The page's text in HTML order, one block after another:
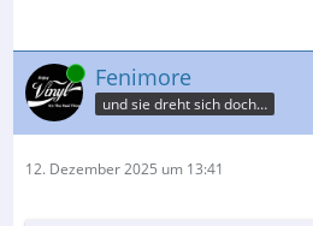
Musikmagazin Billboard als
Musikmagazin Sounds kürten die
der vielversprechendsten neuen
markierte jedoch einen
vorherigen oder nachfolgenden
Online Fenimore
und sie dreht sich doch…
12. Dezember 2025 um 13:41